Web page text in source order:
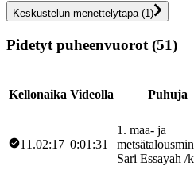
Keskustelun menettelytapa(1)
Pidetyt puheenvuorot (51)
Kellonaika Videolla Puhuja
11.02:17 0:01:31
1. maa- ja
Sari Essayah /